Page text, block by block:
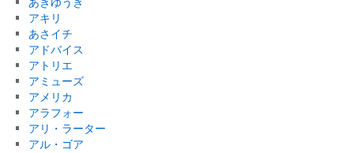
アキリ
あさイチ
アドバイス
アトリエ
アミューズ
アメリカ
アラフォー
アリ・ラーター
アル・ゴア